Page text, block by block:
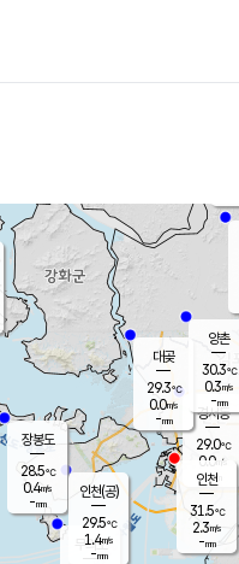
무의도
장봉도
28.5℃
0.4m/s
-mm
경서동
29.0℃
0.0m/s
-mm
대곶
29.3℃
0.0m/s
-mm
양촌
30.3℃
0.3m/s
-mm
인천(공)
29.5℃
1.4m/s
-mm
인천
31.5℃
2.3m/s
-mm